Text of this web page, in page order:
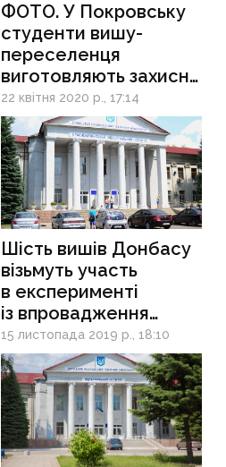
ФОТО. У Покровську
студенти вишу-
переселенця
виготовляють захисні
екрани для медиків
22 квітня 2020 р., 17:14
Шість вишів Донбасу
візьмуть участь
в експерименті
із впровадження
дуальної освіти
15 листопада 2019 р., 18:10